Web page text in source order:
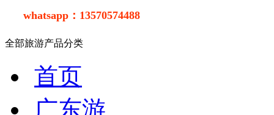
whatsapp： 13570574488
全部旅游产品分类
首页
广东游